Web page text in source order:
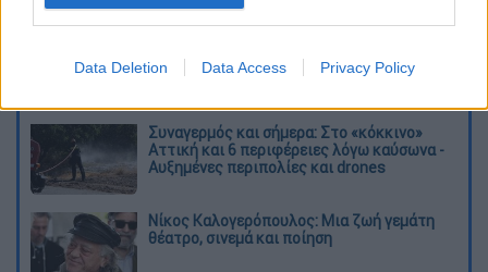
Data Deletion Data Access Privacy Policy
επικίνδυνο στοίχημα της Τεχεράνης - Ποιος
θα λυγίσει πρώτος
Συναγερμός και σήμερα: Στο «κόκκινο»
Αττική και 6 περιφέρειες λόγω καύσωνα -
Αυξημένες περιπολίες και drones
Νίκος Καλογερόπουλος: Μια ζωή γεμάτη
θέατρο, σινεμά και ποίηση